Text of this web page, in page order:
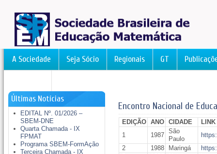
A Sociedade Seja Sócio Regionais GT
Últimas Notícias
EDITAL Nº. 01/2026 –
SBEM-DNE
Quarta Chamada - IX
FPMAT
Programa SBEM-FormAção
Terceira Chamada - IX
Encontro Nacional de
EDIÇÃO ANO CIDADE
LINK
1
1987
São
Paulo
2
1988 Maringá